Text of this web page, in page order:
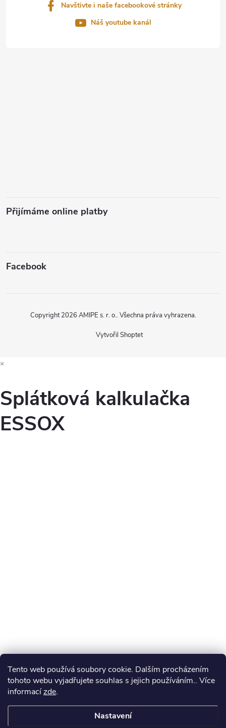
Tento web používá soubory cookie. Dalším procházením
tohoto webu vyjadřujete souhlas s jejich používáním.. Více
informacízde.
Nastavení
Navštivte i naše facebookové stránky
Náš youtube kanál
Přijímáme online platby
Facebook
Vytvořil Shoptet
Copyright 2026 AMIPE s. r. o.. Všechna práva vyhrazena.
×
Splátková kalkulačka
ESSOX